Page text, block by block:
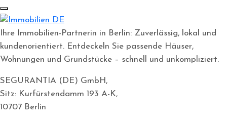
Ihre Immobilien-Partnerin in Berlin: Zuverlässig, lokal und
kundenorientiert. Entdeckeln Sie passende Häuser,
Wohnungen und Grundstücke – schnell und unkompliziert.
SEGURANTIA (DE) GmbH,
Sitz: Kurfürstendamm 193 A-K,
10707 Berlin